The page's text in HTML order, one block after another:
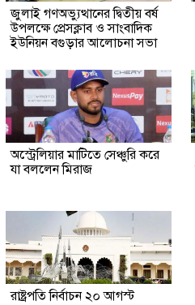
জুলাই গণঅভ্যুত্থানের দ্বিতীয় বর্ষ
উপলক্ষে প্রেসক্লাব ও সাংবাদিক
ইউনিয়ন বগুড়ার আলোচনা সভা
অস্ট্রেলিয়ার মাটিতে সেঞ্চুরি করে
যা বললেন মিরাজ
রাষ্ট্রপতি নির্বাচন ২০ আগস্ট